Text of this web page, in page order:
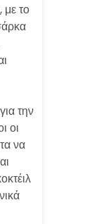
με το
την
οι
να